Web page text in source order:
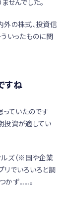
せんでした。
外の株式、投資信
いったものに関
すね
っていたのです
投資が適してい
ルズ（※国や企業
リでいろいろと調
かず……。